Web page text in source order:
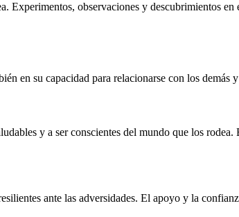
observaciones y descubrimientos
en su capacidad para relacionarse con los demás
y a ser conscientes del mundo que los
ante las adversidades. El apoyo y la